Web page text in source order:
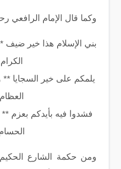
وكما قال الإمام الرافعي
بني الإسلام هذا خير ضيف
الكرام
يلمكم على خير السجايا
العظام
فشدوا فيه بأيدكم بعزم
ومن حكمة الشارع